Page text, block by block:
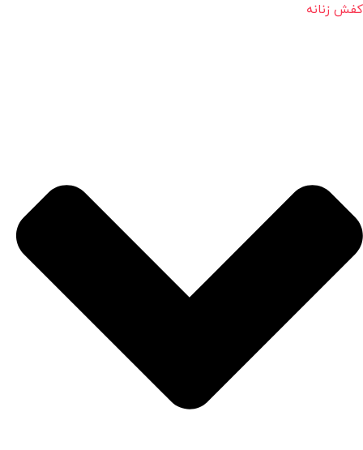
کفش زنانه